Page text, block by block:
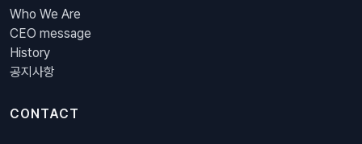
Who We Are
CEO message
History
공지사항
CONTACT